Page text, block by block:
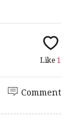
Like 1
Comment